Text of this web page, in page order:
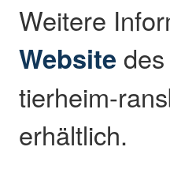
Weitere
Website
tierheim-
erhältlich.